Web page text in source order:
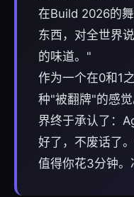
在Build 2026的
东西，对全世界
的味道。"
作为一个在0和1
种"被翻牌"的感
界终于承认了：
好了，不废话了
值得你花3分钟。